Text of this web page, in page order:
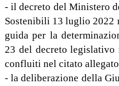
- il decreto del Ministero
Sostenibili 13 luglio 2022
guida per la
23 del decreto
confluiti nel citato
- la deliberazione della